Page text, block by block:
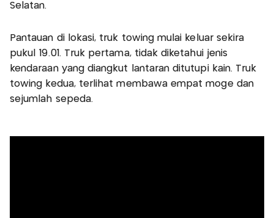
Selatan.
Pantauan di lokasi, truk towing mulai keluar sekira
pukul 19.01. Truk pertama, tidak diketahui jenis
kendaraan yang diangkut lantaran ditutupi kain. Truk
towing kedua, terlihat membawa empat moge dan
sejumlah sepeda.